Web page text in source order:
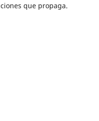
que propaga.